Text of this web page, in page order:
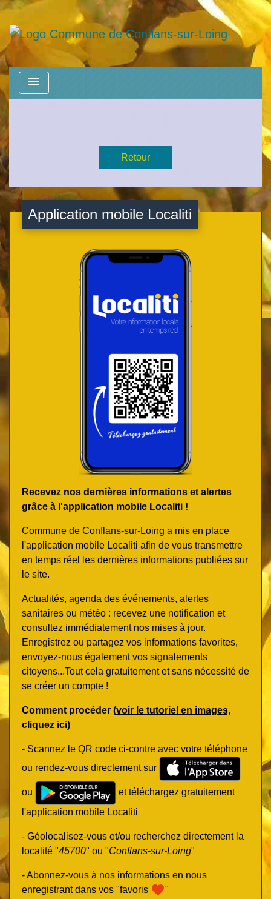
menu
Retour
Application mobile Localiti
Recevez nos dernières informations et alertes
grâce à l'application mobile Localiti !
Commune de Conflans-sur-Loing a mis en place
l'application mobile Localiti afin de vous transmettre
en temps réel les dernières informations publiées sur
le site.
Actualités, agenda des événements, alertes
sanitaires ou météo : recevez une notification et
consultez immédiatement nos mises à jour.
Enregistrez ou partagez vos informations favorites,
envoyez-nous également vos signalements
citoyens...Tout cela gratuitement et sans nécessité de
se créer un compte !
Comment procéder (voir le tutoriel en images,
cliquez ici)
- Scannez le QR code ci-contre avec votre téléphone
ou rendez-vous directement sur
ou
et téléchargez gratuitement
l'application mobile Localiti
- Géolocalisez-vous et/ou recherchez directement la
localité "45700" ou "Conflans-sur-Loing"
- Abonnez-vous à nos informations en nous
enregistrant dans vos "favoris favorite"